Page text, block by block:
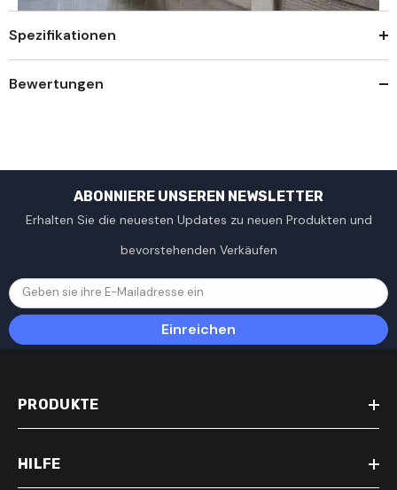
Spezifikationen
Bewertungen
ABONNIERE UNSEREN NEWSLETTER
Erhalten Sie die neuesten Updates zu neuen Produkten und
bevorstehenden Verkäufen
Geben sie ihre E-Mailadresse ein
Einreichen
PRODUKTE
HILFE